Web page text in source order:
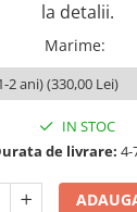
la detalii.
Marime:
IN STOC
de livrare: 4-